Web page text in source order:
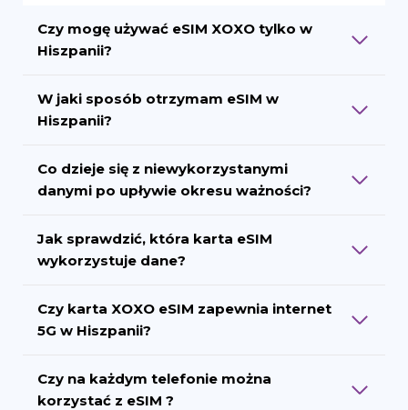
Czy mogę używać eSIM XOXO tylko w
Hiszpanii?
W jaki sposób otrzymam eSIM w
Hiszpanii?
Co dzieje się z niewykorzystanymi
danymi po upływie okresu ważności?
Jak sprawdzić, która karta eSIM
wykorzystuje dane?
Czy karta XOXO eSIM zapewnia internet
5G w Hiszpanii?
Czy na każdym telefonie można
korzystać z eSIM ?